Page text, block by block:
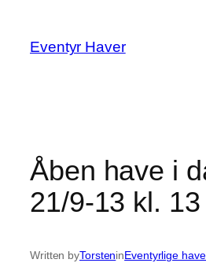
indhold
Eventyr Haver
Åben have i
21/9-13 kl.
Written byTorsteninEventyrlige